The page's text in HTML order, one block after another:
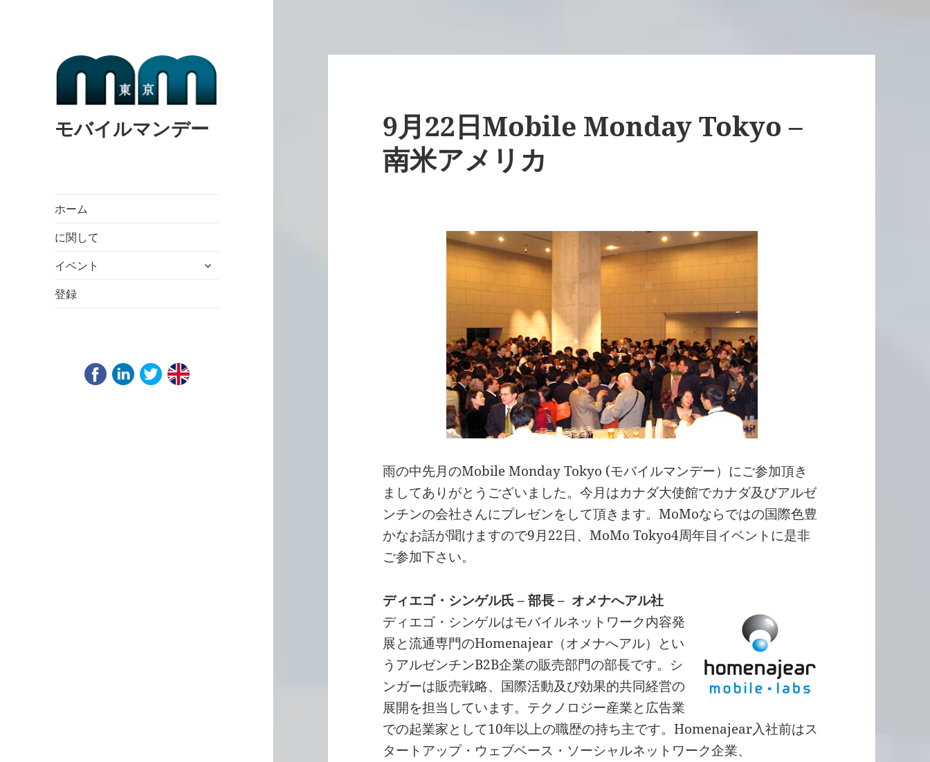
モバイルマンデー
ホーム
に関して
イベント
expand
登録
9月22日Mobile Monday Tokyo –
南米アメリカ
雨の中先月のMobile Monday Tokyo (モバイルマンデー）にご参加頂き
ましてありがとうございました。今月はカナダ大使館でカナダ及びアルゼ
ンチンの会社さんにプレゼンをして頂きます。MoMoならではの国際色豊
かなお話が聞けますので9月22日、MoMo Tokyo4周年目イベントに是非
ご参加下さい。
ディエゴ・シンゲル氏 – 部長 – オメナへアル社
ディエゴ・シンゲルはモバイルネットワーク内容発
展と流通専門のHomenajear（オメナへアル）とい
うアルゼンチンB2B企業の販売部門の部長です。シ
ンガーは販売戦略、国際活動及び効果的共同経営の
展開を担当しています。テクノロジー産業と広告業
での起業家として10年以上の職歴の持ち主です。Homenajear入社前はス
タートアップ・ウェブベース・ソーシャルネットワーク企業、